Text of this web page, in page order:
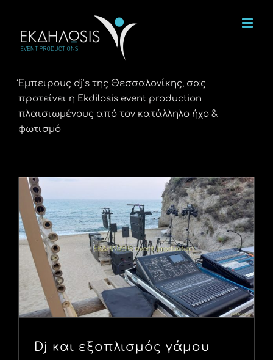
περιεχόμενο
Έμπειρους dj’s της Θεσσαλονίκης, σας
προτείνει η Ekdilosis event production
πλαισιωμένους από τον κατάλληλο ήχο &
φωτισμό
Dj και εξοπλισμός γάμου